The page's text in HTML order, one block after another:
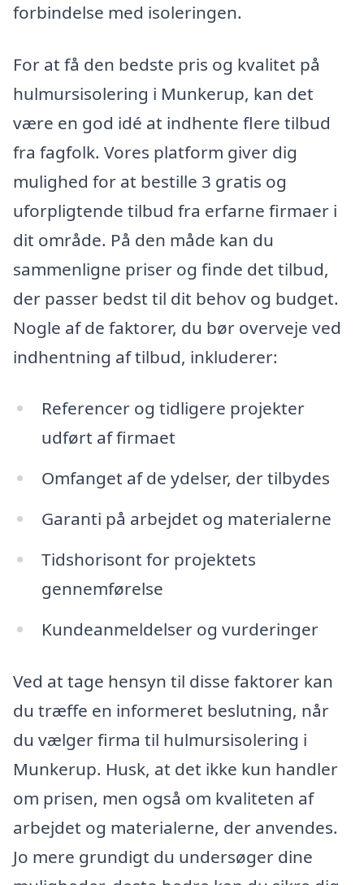
forbindelse med isoleringen.
For at få den bedste pris og kvalitet på
hulmursisolering i Munkerup, kan det
være en god idé at indhente flere tilbud
fra fagfolk. Vores platform giver dig
mulighed for at bestille 3 gratis og
uforpligtende tilbud fra erfarne firmaer i
dit område. På den måde kan du
sammenligne priser og finde det tilbud,
der passer bedst til dit behov og budget.
Nogle af de faktorer, du bør overveje ved
indhentning af tilbud, inkluderer:
Referencer og tidligere projekter
udført af firmaet
Omfanget af de ydelser, der tilbydes
Garanti på arbejdet og materialerne
Tidshorisont for projektets
gennemførelse
Kundeanmeldelser og vurderinger
Ved at tage hensyn til disse faktorer kan
du træffe en informeret beslutning, når
du vælger firma til hulmursisolering i
Munkerup. Husk, at det ikke kun handler
om prisen, men også om kvaliteten af
arbejdet og materialerne, der anvendes.
Jo mere grundigt du undersøger dine